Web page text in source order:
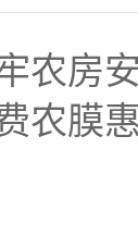
农房
农膜